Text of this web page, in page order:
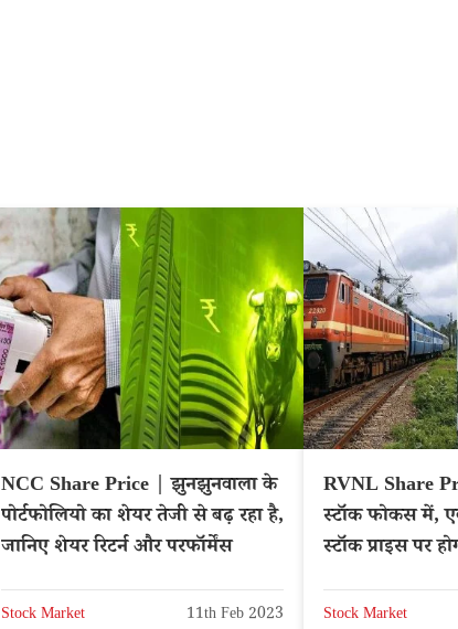
NCC Share Price | झुनझुनवाला के
पोर्टफोलियो का शेयर तेजी से बढ़ रहा है,
जानिए शेयर रिटर्न और परफॉर्मेंस
Stock Market 11th Feb 2023
RVNL Share
स्टॉक फोकस में,
स्टॉक प्राइस पर
Stock Market